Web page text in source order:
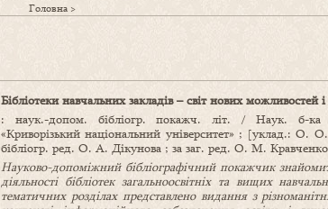
Головна >
Бібліотеки навчальних закладів – світ нових можливостей
: наук.-допом. бібліогр. покажч. літ. / Наук. б-
«Криворізький національний університет» ; [уклад.:
бібліогр. ред. О. А. Дікунова ; за заг. ред. О. М.
Науково-допоміжний бібліографічний покажчик
діяльності бібліотек загальноосвітніх та вищих
тематичних розділах представлено видання з